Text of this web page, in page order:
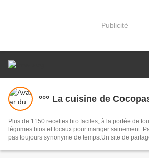
Publicité
°°° La cuisine de
Plus de 1150 recettes bio faciles, à la portée de
légumes bios et locaux pour manger sainement.
pas toujours synonyme de temps.Un site de